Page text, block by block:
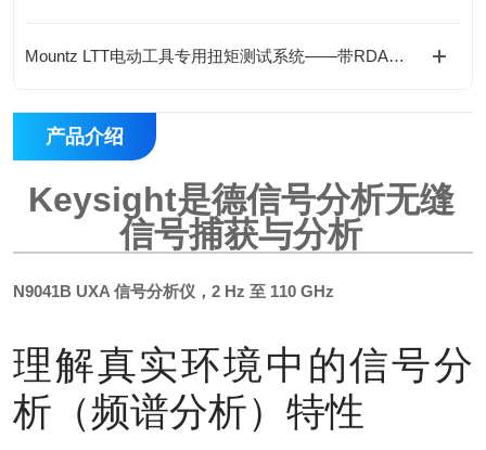
Mountz LTT电动工具专用扭矩测试系统——带RDA适配器的精准验证
产品介绍
Keysight是德信号分析无缝
信号捕获与分析
N9041B UXA 信号分析仪，2 Hz 至 110 GHz
理解真实环境中的信号分
析（频谱分析）特性